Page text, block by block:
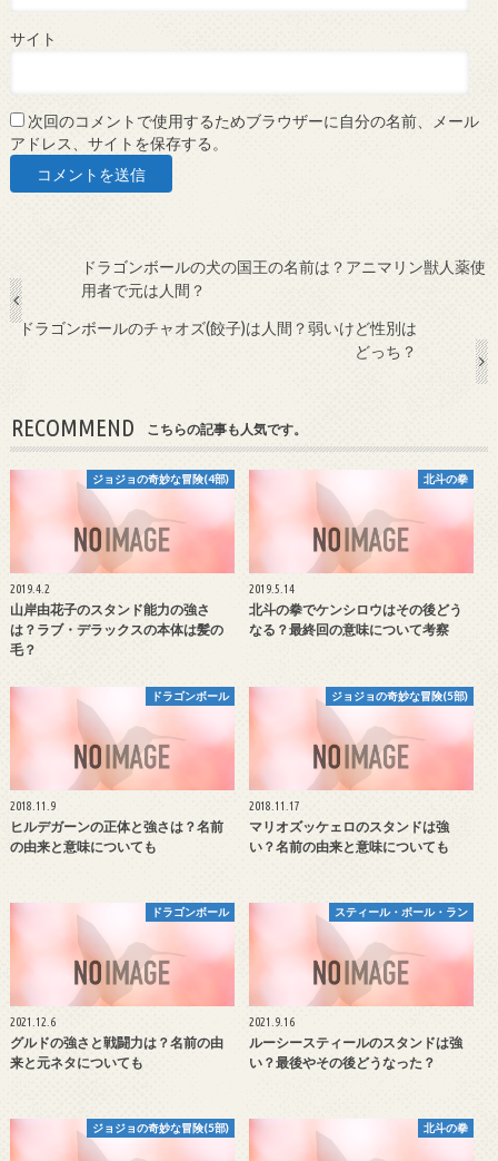
サイト
次回のコメントで使用するためブラウザーに自分の名前、メール
アドレス、サイトを保存する。
ドラゴンボールの犬の国王の名前は？アニマリン獣人薬使
用者で元は人間？
ドラゴンボールのチャオズ(餃子)は人間？弱いけど性別は
どっち？
RECOMMEND こちらの記事も人気です。
ジョジョの奇妙な冒険(4部)
2019.4.2
山岸由花子のスタンド能力の強さ
は？ラブ・デラックスの本体は髪の
毛？
北斗の拳
2019.5.14
北斗の拳でケンシロウはその後どう
なる？最終回の意味について考察
ドラゴンボール
2018.11.9
ヒルデガーンの正体と強さは？名前
の由来と意味についても
ジョジョの奇妙な冒険(5部)
2018.11.17
マリオズッケェロのスタンドは強
い？名前の由来と意味についても
ドラゴンボール
2021.12.6
グルドの強さと戦闘力は？名前の由
来と元ネタについても
スティール・ボール・ラン
2021.9.16
ルーシースティールのスタンドは強
い？最後やその後どうなった？
ジョジョの奇妙な冒険(5部) 北斗の拳